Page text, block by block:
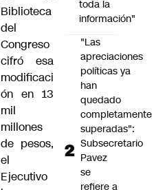
Biblioteca
del
Congreso
cifró esa
modificaci
ón en 13
mil
millones
de pesos,
el
Ejecutivo
toda la
información"
"Las
apreciaciones
políticas ya
han
quedado
completamente
superadas":
Subsecretario
Pavez
se
refiere a